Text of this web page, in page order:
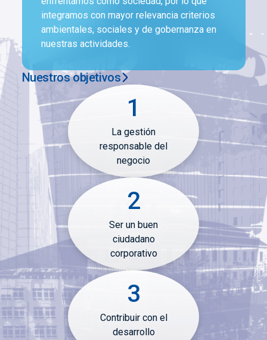
GLOBAL
Mercantil Servicios Financieros Internacional
AMÉRICA
Panamá
Venezuela
Estados Unidos
EUROPA
Suiza
integramos con mayor relevancia criterios
ambientales, sociales y de gobernanza en
nuestras actividades.
Nuestros objetivos
1
La gestión
responsable del
negocio
2
Ser un buen
ciudadano
corporativo
3
Contribuir con el
desarrollo